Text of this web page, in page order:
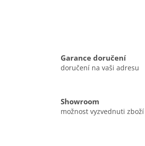
Garance doručení
doručení na vaši adresu
Showroom
možnost vyzvednuti